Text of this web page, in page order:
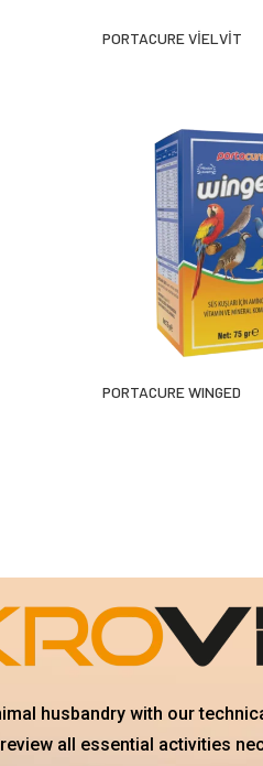
PORTACURE VİELVİT
PORTACURE WINGED
husbandry with our
all essential activities